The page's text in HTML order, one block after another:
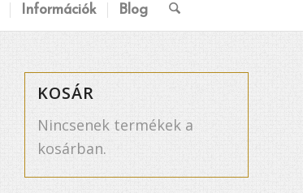
Információk Blog
KOSÁR
Nincsenek termékek a
kosárban.